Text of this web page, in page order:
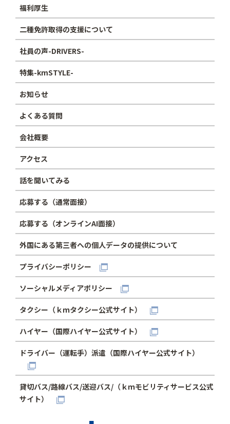
福利厚生
二種免許取得の支援について
社員の声-DRIVERS-
特集-kmSTYLE-
お知らせ
よくある質問
会社概要
アクセス
話を聞いてみる
応募する（通常面接）
応募する（オンラインAI面接）
外国にある第三者への個人データの提供について
プライバシーポリシー
ソーシャルメディアポリシー
タクシー（ｋｍタクシー公式サイト）
ハイヤー（国際ハイヤー公式サイト）
ドライバー（運転手）派遣（国際ハイヤー公式サイト）
貸切バス/路線バス/送迎バス/（ｋｍモビリティサービス公式
サイト）